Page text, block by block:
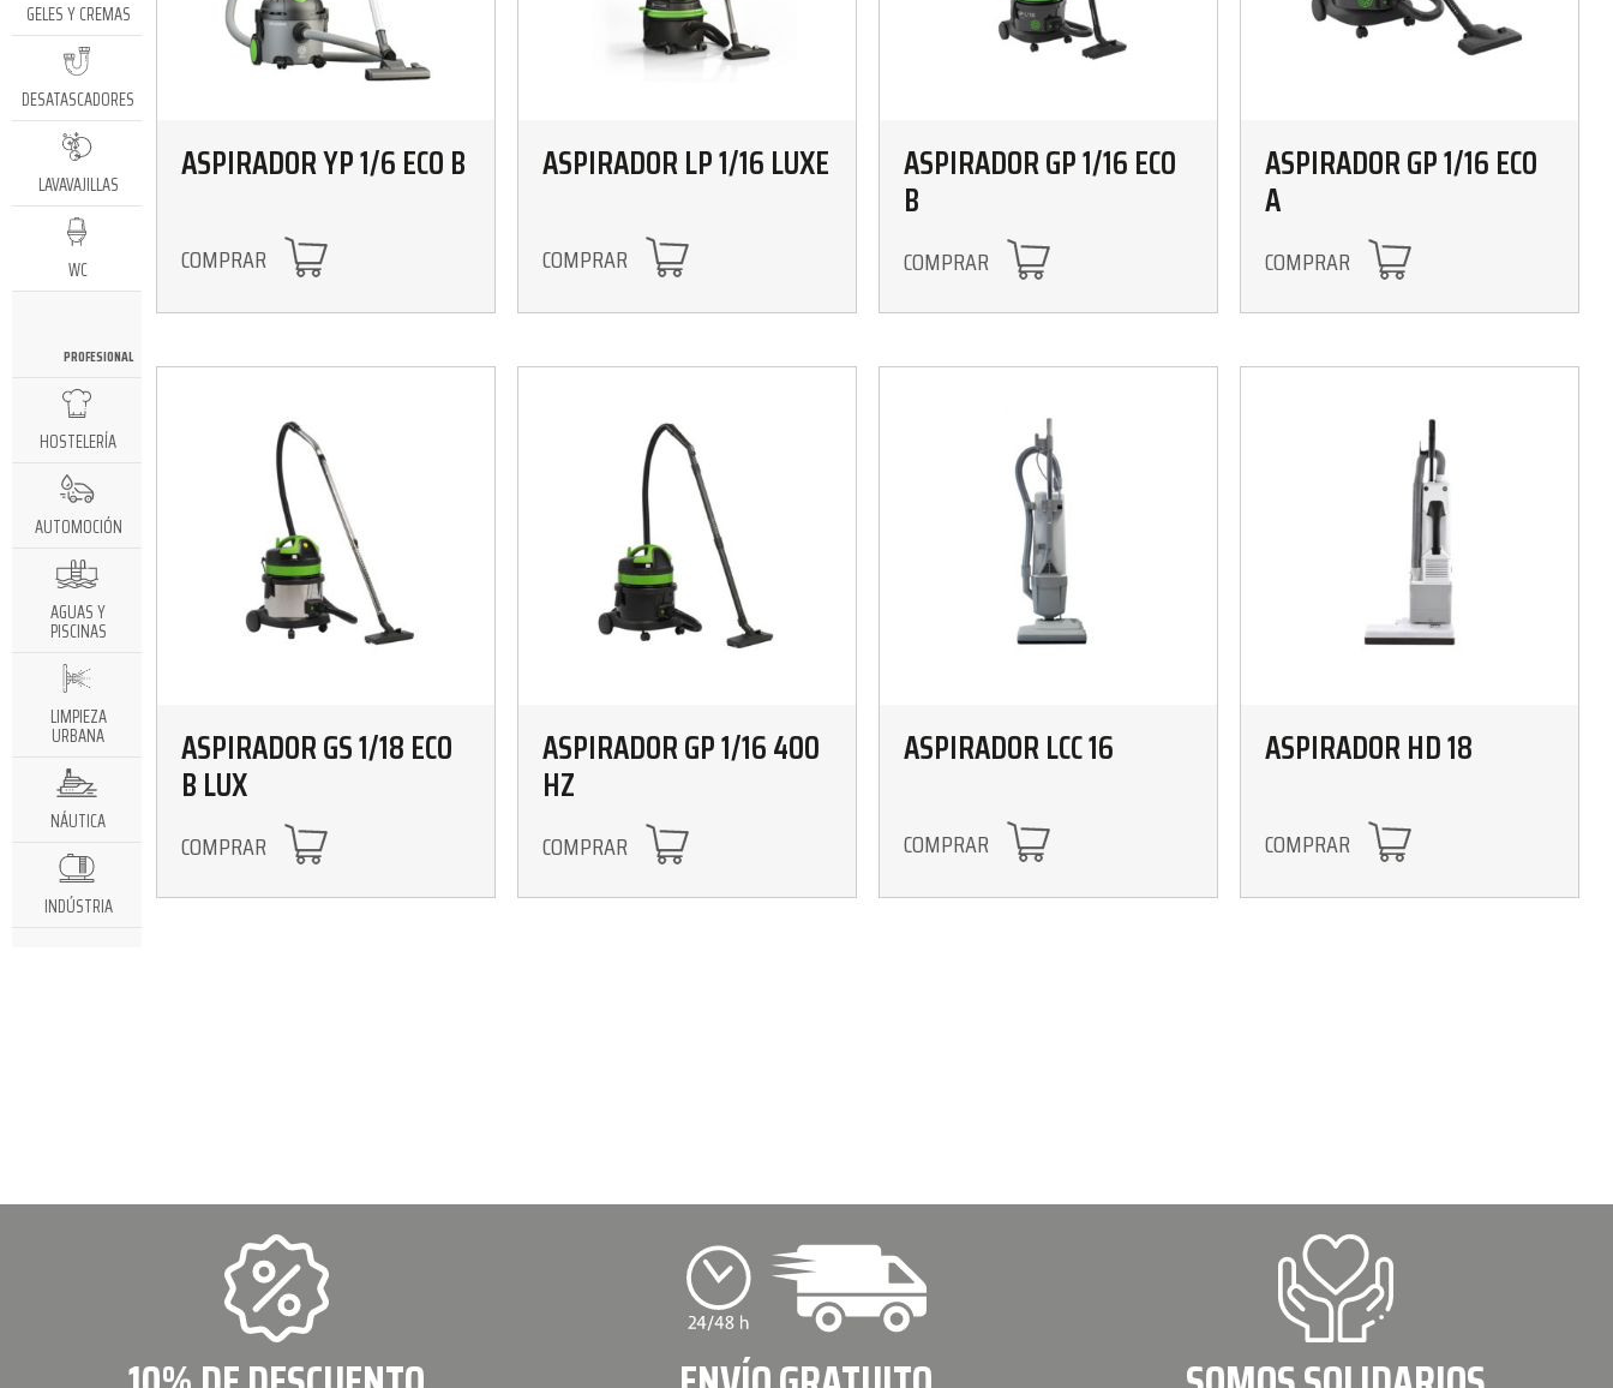
GELES Y CREMAS
DESATASCADORES
LAVAVAJILLAS
WC
PROFESIONAL
HOSTELERÍA
AUTOMOCIÓN
AGUAS Y
PISCINAS
LIMPIEZA
URBANA
NÁUTICA
INDÚSTRIA
ASPIRADOR YP 1/6 ECO B
COMPRAR
ASPIRADOR LP 1/16 LUXE
COMPRAR
ASPIRADOR GP 1/16 ECO
B
COMPRAR
ASPIRADOR GP 1/16 ECO
A
COMPRAR
ASPIRADOR GS 1/18 ECO
B LUX
COMPRAR
ASPIRADOR GP 1/16 400
HZ
COMPRAR
ASPIRADOR LCC 16
COMPRAR
ASPIRADOR HD 18
COMPRAR